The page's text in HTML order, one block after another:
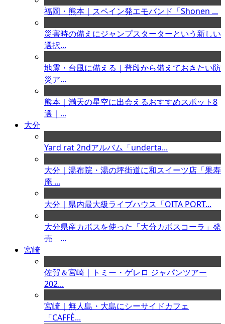
福岡・熊本｜スペイン発エモバンド「Shonen ...
災害時の備えにジャンプスターターという新しい
選択...
地震・台風に備える｜普段から備えておきたい防
災ア...
熊本｜満天の星空に出会えるおすすめスポット8
選｜...
大分
Yard rat 2ndアルバム「underta...
大分｜湯布院・湯の坪街道に和スイーツ店「果寿
庵 ...
大分｜県内最大級ライブハウス「OITA PORT...
大分県産カボスを使った「大分カボスコーラ」発
売 ...
宮崎
佐賀＆宮崎｜トミー・ゲレロ ジャパンツアー
202...
宮崎｜無人島・大島にシーサイドカフェ
「CAFFÈ...